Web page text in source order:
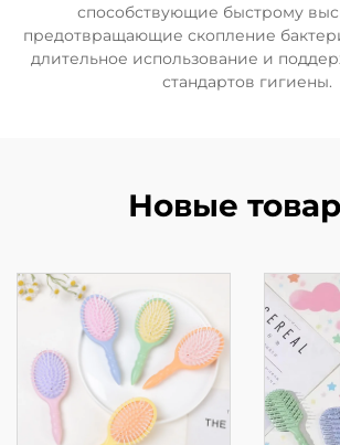
способствующие быстрому
предотвращающие скопление
длительное использование и
стандартов гигиены.
Новые